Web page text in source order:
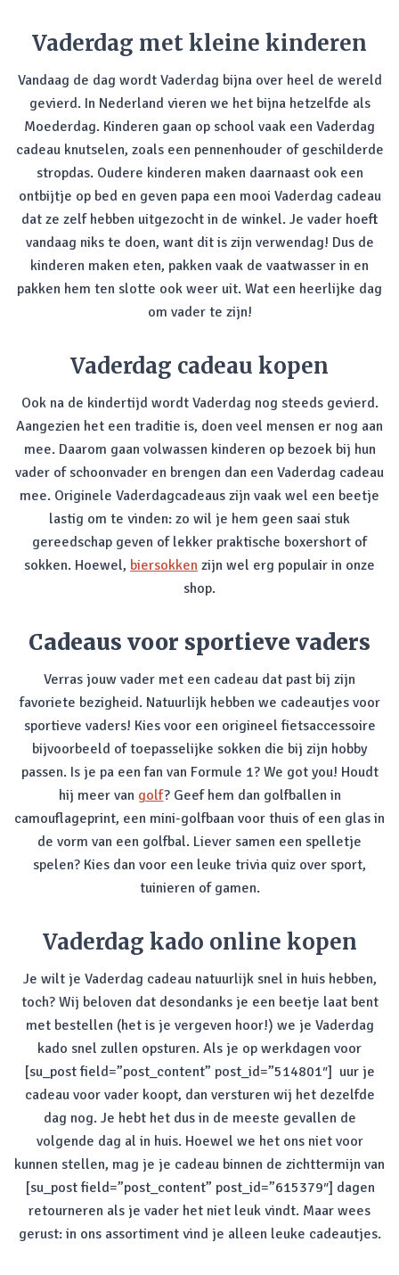
Vaderdag met kleine kinderen
Vandaag de dag wordt Vaderdag bijna over heel de wereld
gevierd. In Nederland vieren we het bijna hetzelfde als
Moederdag. Kinderen gaan op school vaak een Vaderdag
cadeau knutselen, zoals een pennenhouder of geschilderde
stropdas. Oudere kinderen maken daarnaast ook een
ontbijtje op bed en geven papa een mooi Vaderdag cadeau
dat ze zelf hebben uitgezocht in de winkel. Je vader hoeft
vandaag niks te doen, want dit is zijn verwendag! Dus de
kinderen maken eten, pakken vaak de vaatwasser in en
pakken hem ten slotte ook weer uit. Wat een heerlijke dag
om vader te zijn!
Vaderdag cadeau kopen
Ook na de kindertijd wordt Vaderdag nog steeds gevierd.
Aangezien het een traditie is, doen veel mensen er nog aan
mee. Daarom gaan volwassen kinderen op bezoek bij hun
vader of schoonvader en brengen dan een Vaderdag cadeau
mee. Originele Vaderdagcadeaus zijn vaak wel een beetje
lastig om te vinden: zo wil je hem geen saai stuk
gereedschap geven of lekker praktische boxershort of
sokken. Hoewel, biersokken zijn wel erg populair in onze
shop.
Cadeaus voor sportieve vaders
Verras jouw vader met een cadeau dat past bij zijn
favoriete bezigheid. Natuurlijk hebben we cadeautjes voor
sportieve vaders! Kies voor een origineel fietsaccessoire
bijvoorbeeld of toepasselijke sokken die bij zijn hobby
passen. Is je pa een fan van Formule 1? We got you! Houdt
hij meer van golf? Geef hem dan golfballen in
camouflageprint, een mini-golfbaan voor thuis of een glas in
de vorm van een golfbal. Liever samen een spelletje
spelen? Kies dan voor een leuke trivia quiz over sport,
tuinieren of gamen.
Vaderdag kado online kopen
Je wilt je Vaderdag cadeau natuurlijk snel in huis hebben,
toch? Wij beloven dat desondanks je een beetje laat bent
met bestellen (het is je vergeven hoor!) we je Vaderdag
kado snel zullen opsturen. Als je op werkdagen voor
[su_post field=”post_content” post_id=”514801″] uur je
cadeau voor vader koopt, dan versturen wij het dezelfde
dag nog. Je hebt het dus in de meeste gevallen de
volgende dag al in huis. Hoewel we het ons niet voor
kunnen stellen, mag je je cadeau binnen de zichttermijn van
[su_post field=”post_content” post_id=”615379″] dagen
retourneren als je vader het niet leuk vindt. Maar wees
gerust: in ons assortiment vind je alleen leuke cadeautjes.